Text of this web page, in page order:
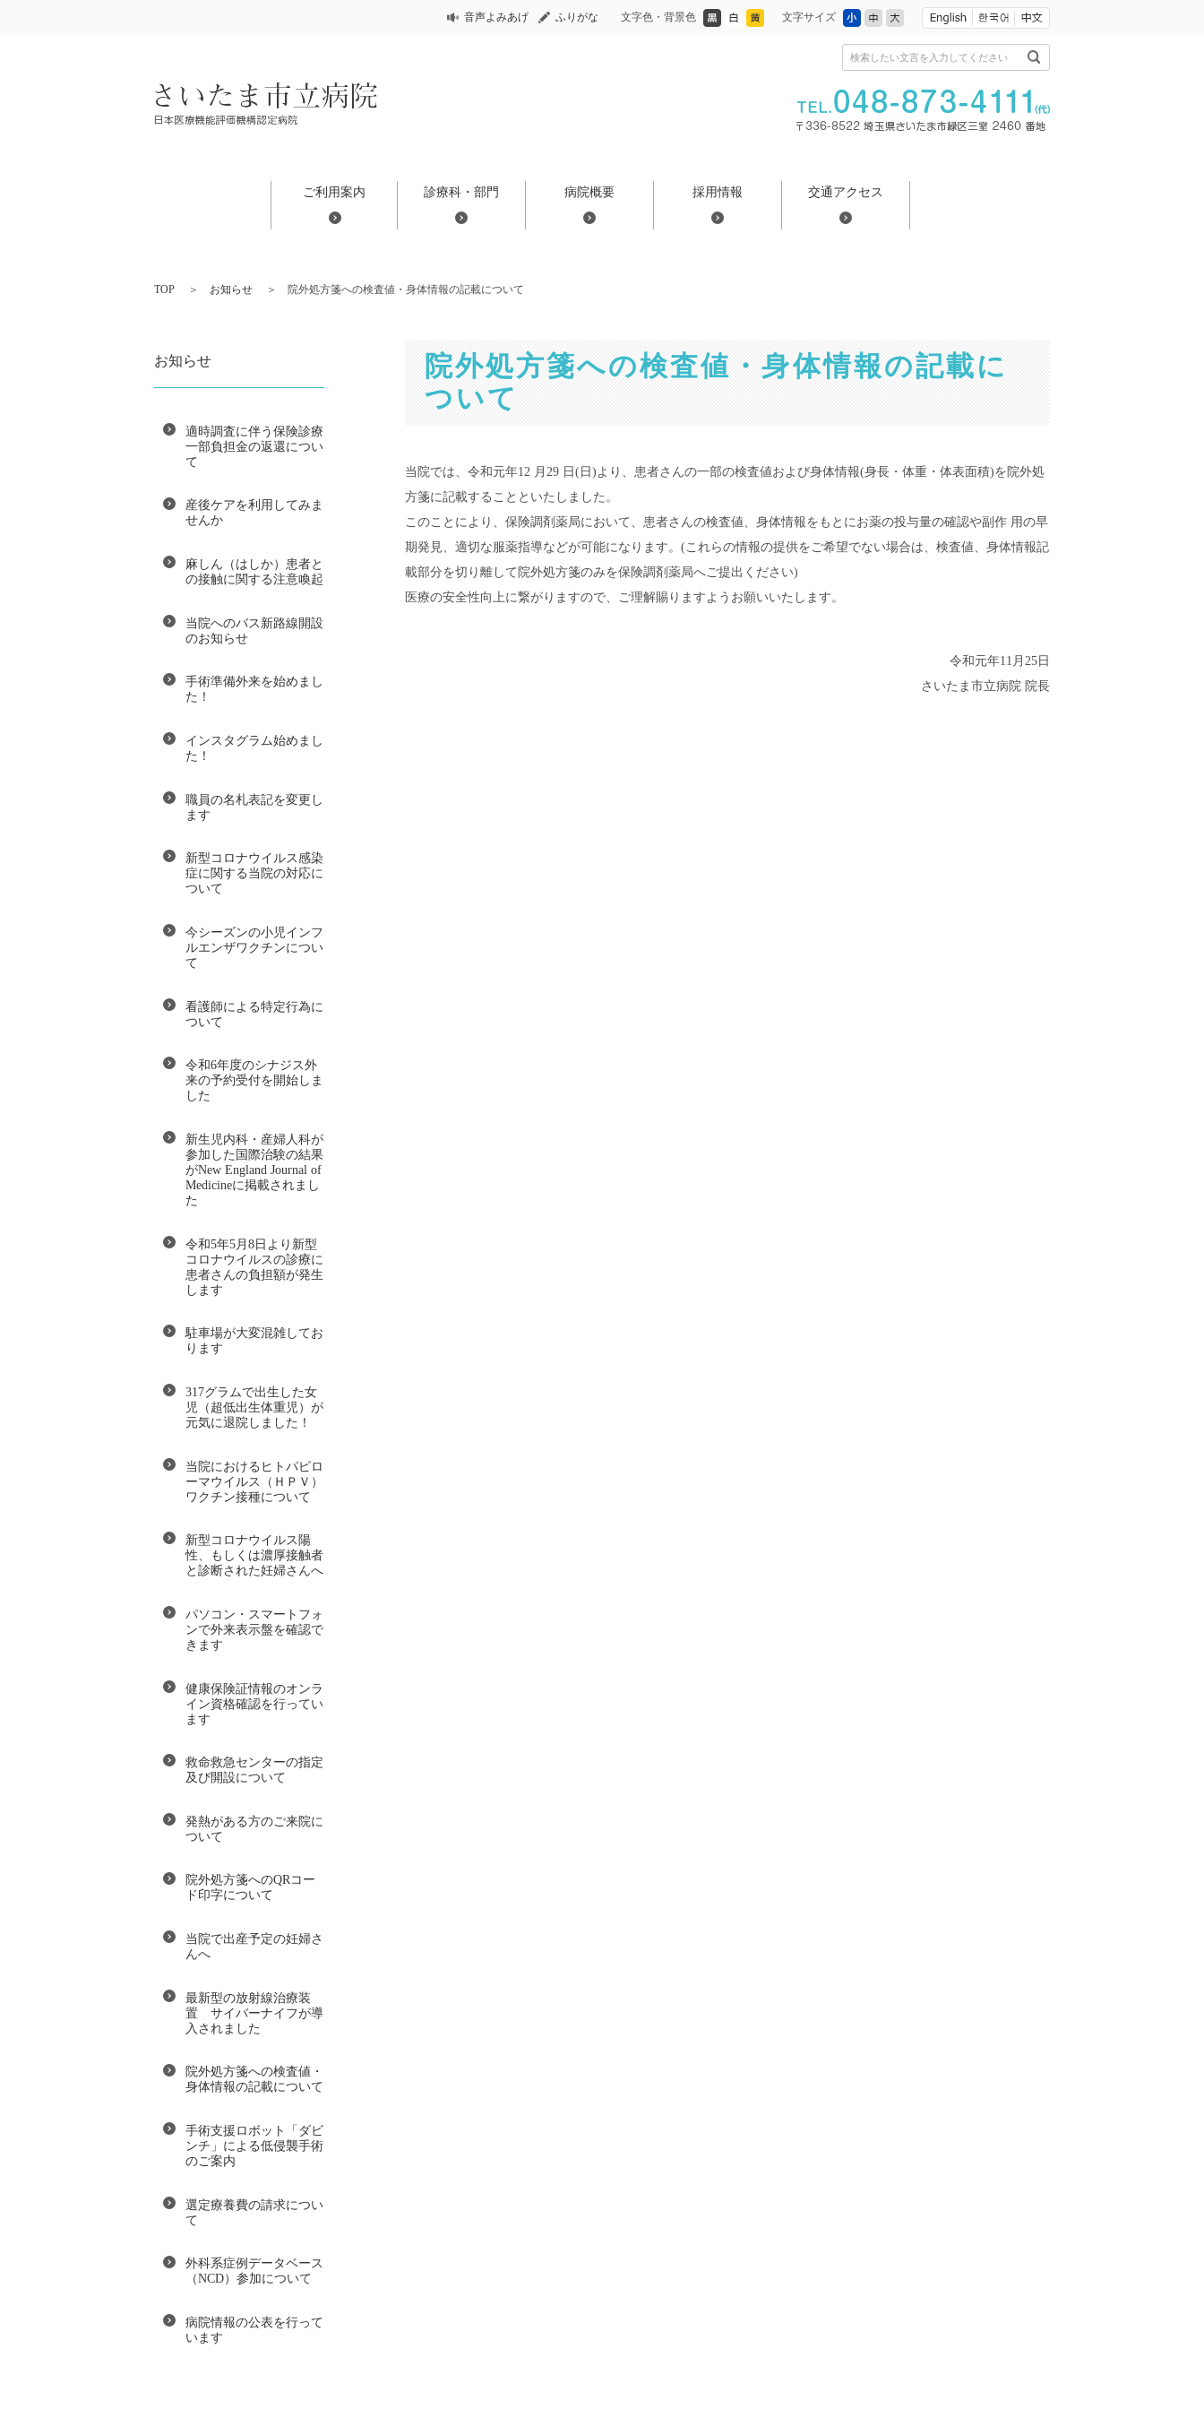
音声よみあげ ふりがな 文字色・背景色 文字サイズ 小 中 大
検索したい文言を入力してください
ご利用案内 診療科・部門 病院概要 採用情報 交通アクセス
TOP お知らせ 院外処方箋への検査値・身体情報の記載について
院外処方箋への検査値・身体情報の記載に
ついて
当院では、令和元年12 月29 日(日)より、患者さんの一部の検査値および身体情報(身長・体重・体表面積)を院外処
方箋に記載することといたしました。
このことにより、保険調剤薬局において、患者さんの検査値、身体情報をもとにお薬の投与量の確認や副作 用の早
期発見、適切な服薬指導などが可能になります。(これらの情報の提供をご希望でない場合は、検査値、身体情報記
載部分を切り離して院外処方箋のみを保険調剤薬局へご提出ください)
医療の安全性向上に繋がりますので、ご理解賜りますようお願いいたします。
令和元年11月25日
さいたま市立病院 院長
お知らせ
適時調査に伴う保険診療
一部負担金の返還につい
て
産後ケアを利用してみま
せんか
麻しん（はしか）患者と
の接触に関する注意喚起
当院へのバス新路線開設
のお知らせ
手術準備外来を始めまし
た！
インスタグラム始めまし
た！
職員の名札表記を変更し
ます
新型コロナウイルス感染
症に関する当院の対応に
ついて
今シーズンの小児インフ
ルエンザワクチンについ
て
看護師による特定行為に
ついて
令和6年度のシナジス外
来の予約受付を開始しま
した
新生児内科・産婦人科が
参加した国際治験の結果
がNew England Journal of
Medicineに掲載されまし
た
令和5年5月8日より新型
コロナウイルスの診療に
患者さんの負担額が発生
します
駐車場が大変混雑してお
ります
317グラムで出生した女
児（超低出生体重児）が
元気に退院しました！
当院におけるヒトパピロ
ーマウイルス（ＨＰＶ）
ワクチン接種について
新型コロナウイルス陽
性、もしくは濃厚接触者
と診断された妊婦さんへ
パソコン・スマートフォ
ンで外来表示盤を確認で
きます
健康保険証情報のオンラ
イン資格確認を行ってい
ます
救命救急センターの指定
及び開設について
発熱がある方のご来院に
ついて
院外処方箋へのQRコー
ド印字について
当院で出産予定の妊婦さ
んへ
最新型の放射線治療装
置 サイバーナイフが導
入されました
院外処方箋への検査値・
身体情報の記載について
手術支援ロボット「ダビ
ンチ」による低侵襲手術
のご案内
選定療養費の請求につい
て
外科系症例データベース
（NCD）参加について
病院情報の公表を行って
います